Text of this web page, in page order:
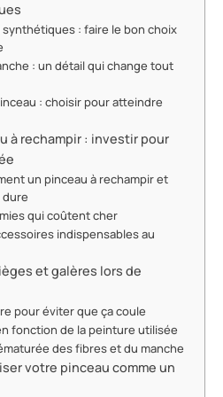
: faire le bon choix
: un détail qui change tout
: choisir pour atteindre
à rechampir : investir pour
un pinceau à rechampir et
dure
qui coûtent cher
indispensables au
et galères lors de
pour éviter que ça coule
fonction de la peinture utilisée
des fibres et du manche
votre pinceau comme un